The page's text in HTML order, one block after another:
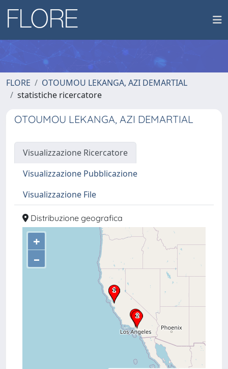
FLORE
OTOUMOU LEKANGA, AZI DEMARTIAL
statistiche ricercatore
OTOUMOU LEKANGA, AZI DEMARTIAL
Visualizzazione Ricercatore
Visualizzazione Pubblicazione
Visualizzazione File
Distribuzione geografica
+
–